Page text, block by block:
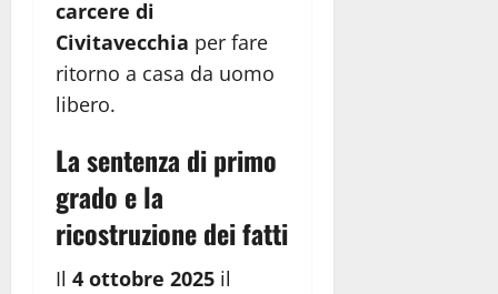
carcere di
Civitavecchia per fare
ritorno a casa da uomo
libero.
La sentenza di primo
grado e la
ricostruzione dei fatti
Il 4 ottobre 2025 il